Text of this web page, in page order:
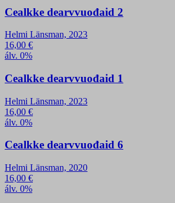
Cealkke dearvvuođaid 2
Helmi Länsman, 2023
16,00 €
álv. 0%
Cealkke dearvvuođaid 1
Helmi Länsman, 2023
16,00 €
álv. 0%
Cealkke dearvvuođaid 6
Helmi Länsman, 2020
16,00 €
álv. 0%